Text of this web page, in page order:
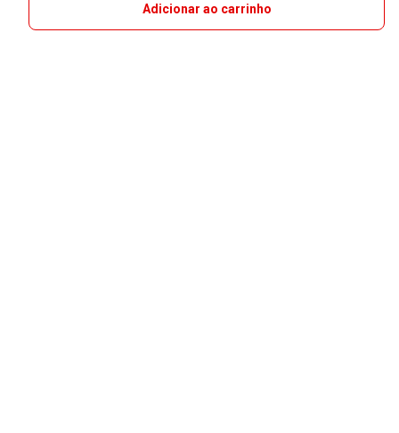
Adicionar ao carrinho